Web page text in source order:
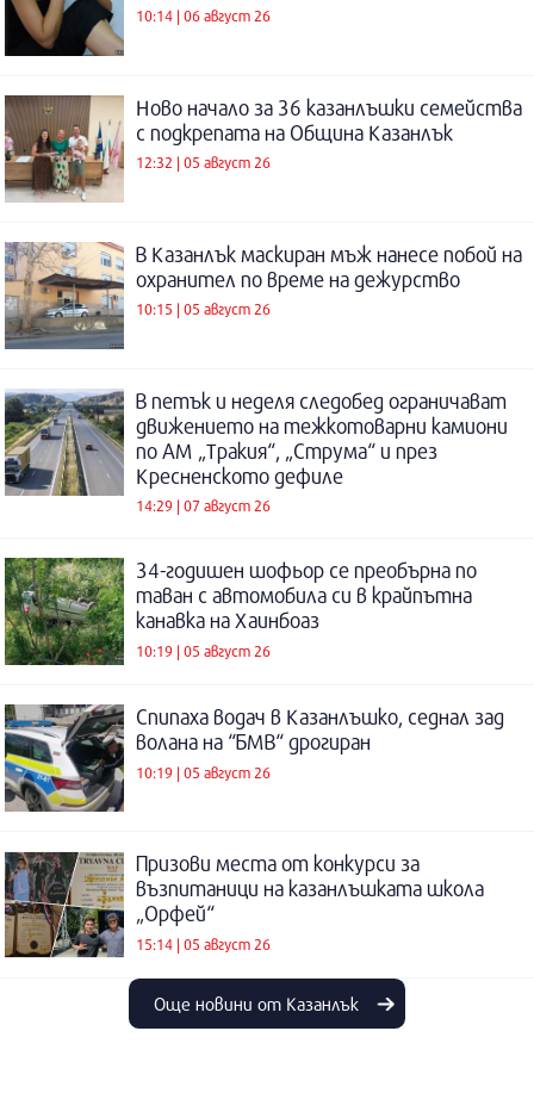
10:14 | 06 август 26
Ново начало за 36 казанлъшки семейства
с подкрепата на Община Казанлък
12:32 | 05 август 26
В Казанлък маскиран мъж нанесе побой на
охранител по време на дежурство
10:15 | 05 август 26
В петък и неделя следобед ограничават
движението на тежкотоварни камиони
по АМ „Тракия“, „Струма“ и през
Кресненското дефиле
14:29 | 07 август 26
34-годишен шофьор се преобърна по
таван с автомобила си в крайпътна
канавка на Хаинбоаз
10:19 | 05 август 26
Спипаха водач в Казанлъшко, седнал зад
волана на “БМВ“ дрогиран
10:19 | 05 август 26
Призови места от конкурси за
възпитаници на казанлъшката школа
„Орфей“
15:14 | 05 август 26
Още новини от Казанлък